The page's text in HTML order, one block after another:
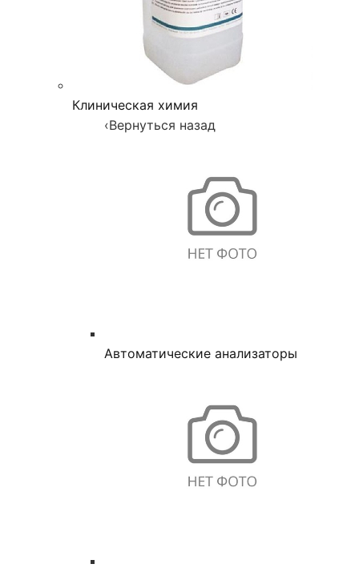
Клиническая химия
‹Вернуться назад
Автоматические анализаторы